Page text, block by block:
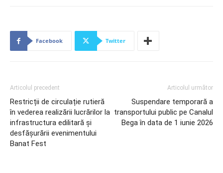
Facebook Twitter
Articolul precedent
Restricții de circulație rutieră
în vederea realizării lucrărilor la
infrastructura edilitară și
desfășurării evenimentului
Banat Fest
Articolul următor
Suspendare temporară a
transportului public pe Canalul
Bega în data de 1 iunie 2026